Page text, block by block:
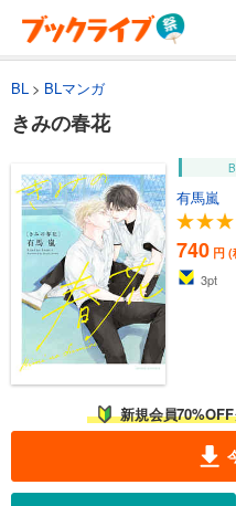
BL BLマンガ
きみの春花
有馬嵐
740 円 (
3pt
新規会員